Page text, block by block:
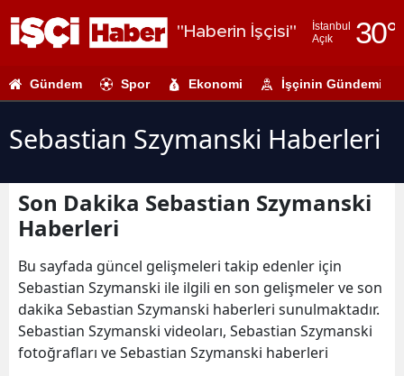
"Haberin İşçisi"
İstanbul
Açık
30°
Adıyaman
Amasya
Antalya
Artvin
Gündem Spor Ekonomi İşçinin Gündemi
Sebastian Szymanski Haberleri
Son Dakika Sebastian Szymanski
Haberleri
Bu sayfada güncel gelişmeleri takip edenler için
Sebastian Szymanski ile ilgili en son gelişmeler ve son
dakika Sebastian Szymanski haberleri sunulmaktadır.
Sebastian Szymanski videoları, Sebastian Szymanski
fotoğrafları ve Sebastian Szymanski haberleri